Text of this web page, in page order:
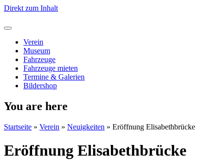
Direkt zum Inhalt
Verein
Museum
Fahrzeuge
Fahrzeuge mieten
Termine & Galerien
Bildershop
You are here
Startseite » Verein » Neuigkeiten » Eröffnung Elisabethbrücke
Eröffnung Elisabethbrücke